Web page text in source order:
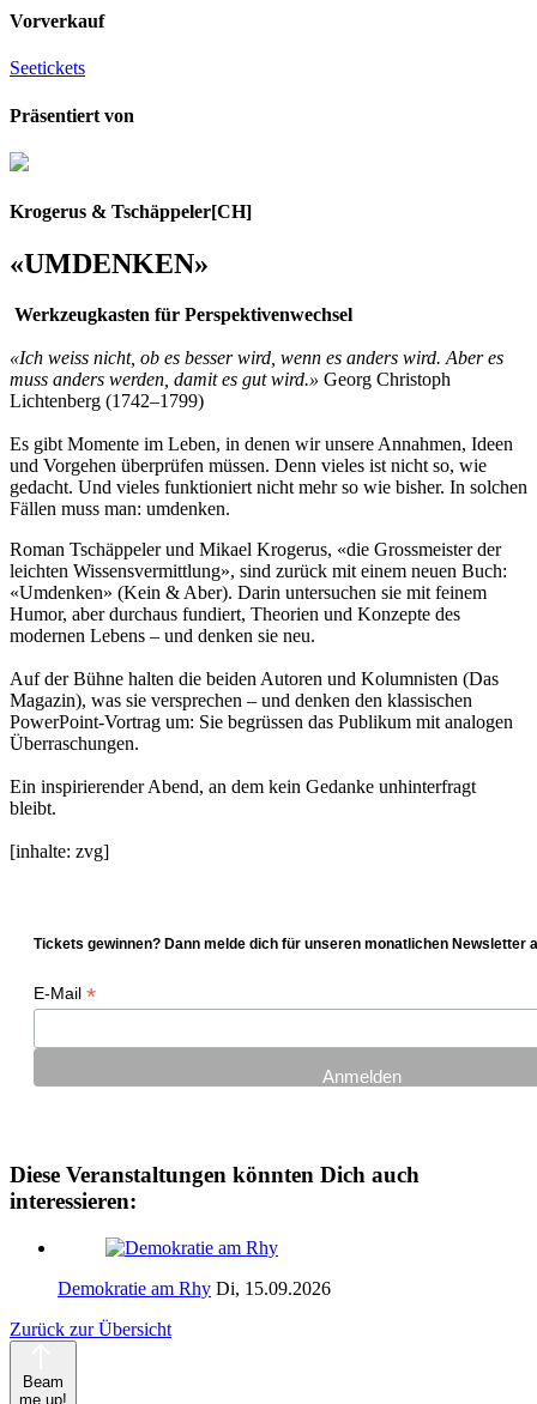
Vorverkauf
Seetickets
Präsentiert von
Krogerus & Tschäppeler[CH]
«UMDENKEN»
Werkzeugkasten für Perspektivenwechsel
«Ich weiss nicht, ob es besser wird, wenn es anders wird. Aber es
muss anders werden, damit es gut wird.» Georg Christoph
Lichtenberg (1742–1799)
Es gibt Momente im Leben, in denen wir unsere Annahmen, Ideen
und Vorgehen überprüfen müssen. Denn vieles ist nicht so, wie
gedacht. Und vieles funktioniert nicht mehr so wie bisher. In solchen
Fällen muss man: umdenken.
Roman Tschäppeler und Mikael Krogerus, «die Grossmeister der
leichten Wissensvermittlung», sind zurück mit einem neuen Buch:
«Umdenken» (Kein & Aber). Darin untersuchen sie mit feinem
Humor, aber durchaus fundiert, Theorien und Konzepte des
modernen Lebens – und denken sie neu.
Auf der Bühne halten die beiden Autoren und Kolumnisten (Das
Magazin), was sie versprechen – und denken den klassischen
PowerPoint-Vortrag um: Sie begrüssen das Publikum mit analogen
Überraschungen.
Ein inspirierender Abend, an dem kein Gedanke unhinterfragt
bleibt.
[inhalte: zvg]
Tickets gewinnen? Dann melde dich für unseren monatlichen Newsletter
E-Mail *
Diese Veranstaltungen könnten Dich auch
interessieren:
Demokratie am Rhy Di, 15.09.2026
Zurück zur Übersicht
Beam
me up!